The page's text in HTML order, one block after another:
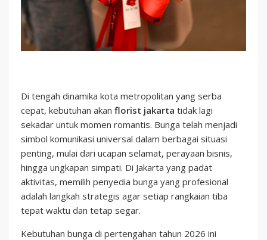
Di tengah dinamika kota metropolitan yang serba
cepat, kebutuhan akan florist jakarta tidak lagi
sekadar untuk momen romantis. Bunga telah menjadi
simbol komunikasi universal dalam berbagai situasi
penting, mulai dari ucapan selamat, perayaan bisnis,
hingga ungkapan simpati. Di Jakarta yang padat
aktivitas, memilih penyedia bunga yang profesional
adalah langkah strategis agar setiap rangkaian tiba
tepat waktu dan tetap segar.
Kebutuhan bunga di pertengahan tahun 2026 ini